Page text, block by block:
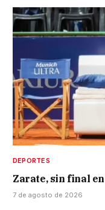
DEPORTES
Zarate, sin final
7 de agosto de 2026